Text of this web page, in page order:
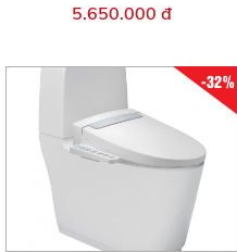
5.650.000 đ
-32%